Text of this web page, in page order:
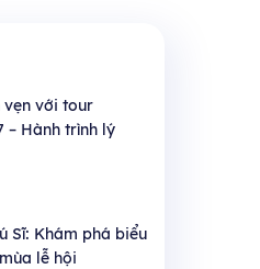
vẹn với tour
– Hành trình lý
Sĩ: Khám phá biểu
lễ hội